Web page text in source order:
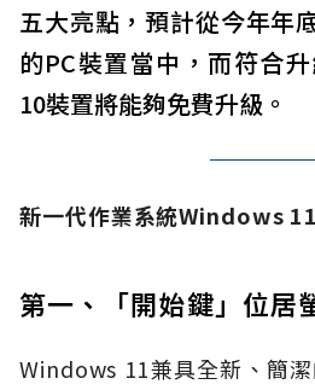
五大亮點，預計從今年年
的PC裝置當中，而符合
10裝置將能夠免費升級。
新一代作業系統Windows
第一、「開始鍵」位居
Windows 11兼具全新、簡